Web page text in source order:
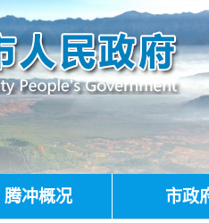
腾冲概况 市政